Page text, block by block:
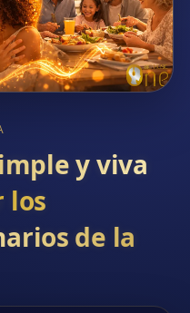
y viva
los
de la